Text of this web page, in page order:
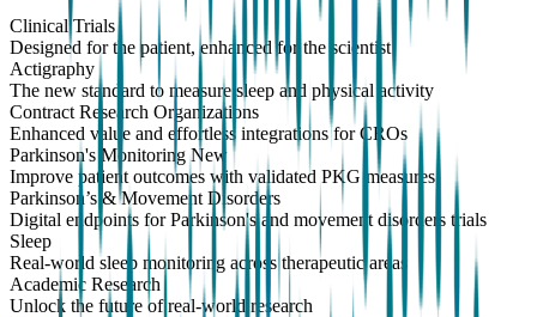
Clinical Trials
Designed for the patient, enhanced for the scientist
Actigraphy
The new standard to measure sleep and physical activity
Contract Research Organizations
Enhanced value and effortless integrations for CROs
Parkinson's MonitoringNew
Improve patient outcomes with validated PKG measures
Parkinson’s & Movement Disorders
Digital endpoints for Parkinson's and movement disorders trials
Sleep
Real-world sleep monitoring across therapeutic areas
Academic Research
Unlock the future of real-world research